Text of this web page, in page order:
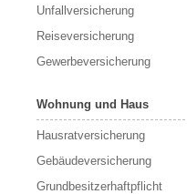
Unfallversicherung
Reiseversicherung
Gewerbeversicherung
Wohnung und Haus
Hausratversicherung
Gebäudeversicherung
Grundbesitzerhaftpflicht